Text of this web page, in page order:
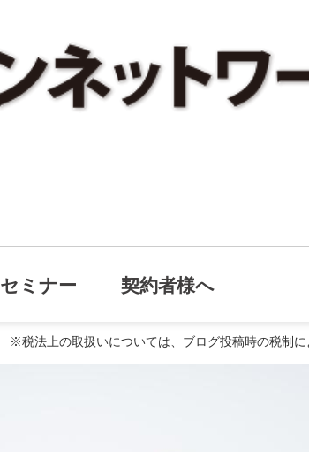
セミナー 契約者様へ
※税法上の取扱いについては、ブログ投稿時の税制に